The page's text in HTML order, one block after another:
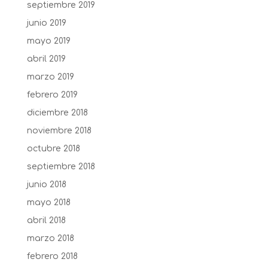
septiembre 2019
junio 2019
mayo 2019
abril 2019
marzo 2019
febrero 2019
diciembre 2018
noviembre 2018
octubre 2018
septiembre 2018
junio 2018
mayo 2018
abril 2018
marzo 2018
febrero 2018